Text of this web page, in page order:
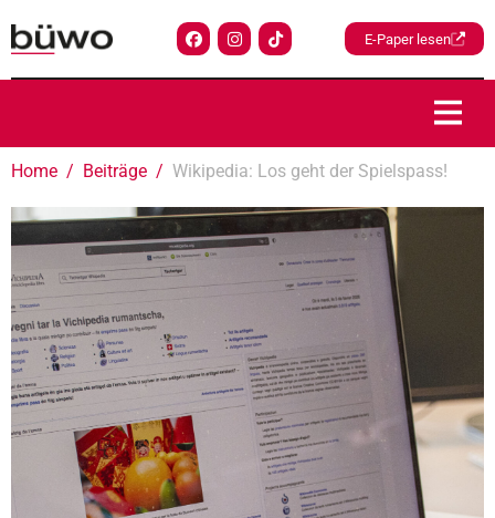
E-Paper lesen
Home Beiträge Wikipedia: Los geht der Spielspass!